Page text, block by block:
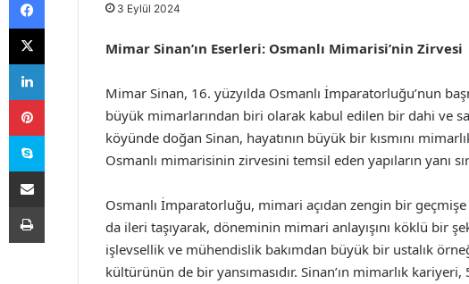
3 Eylül 2024
Mimar Sinan’ın Eserleri: Osmanlı Mimarisi’nin Zirvesi
Mimar Sinan, 16. yüzyılda Osmanlı İmparatorluğu’nun
büyük mimarlarından biri olarak kabul edilen bir dahi ve
köyünde doğan Sinan, hayatının büyük bir kısmını
Osmanlı mimarisinin zirvesini temsil eden yapıların yanı
Osmanlı İmparatorluğu, mimari açıdan zengin bir
da ileri taşıyarak, döneminin mimari anlayışını köklü bir
işlevsellik ve mühendislik bakımdan büyük bir ustalık
kültürünün de bir yansımasıdır. Sinan’ın mimarlık
X
LinkedIn
Pinterest
Skype
E-Posta ile paylaş